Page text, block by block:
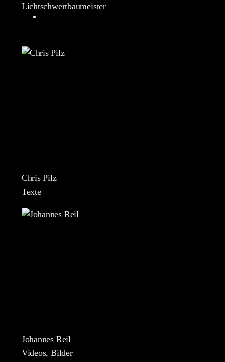
Lichtschwertbaumeister
Chris Pilz
Texte
Johannes Reil
Videos, Bilder